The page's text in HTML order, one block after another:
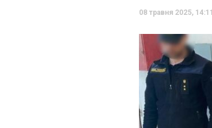
08 травня 2025, 14:11